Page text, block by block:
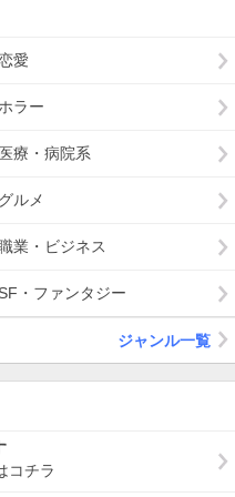
愛
ホラー
医療・病院系
グルメ
業・ビジネス
SF・ファンタジー
ジャンル一覧
コチラ